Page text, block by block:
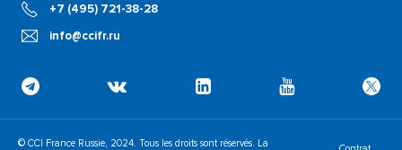
+7 (495) 721-38-28
info@ccifr.ru
© CCI France Russie, 2024. Tous les droits sont réservés. La